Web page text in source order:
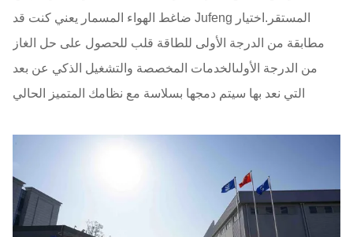
المستقر.اختيار Jufeng ضاغط الهواء المسمار يعني كنت قد
مطابقة من الدرجة الأولى للطاقة قلب للحصول على حل الغاز
من الدرجة الأولىالخدمات المخصصة والتشغيل الذكي عن بعد
التي نعد بها سيتم دمجها بسلاسة مع نظامك المتميز الحالي